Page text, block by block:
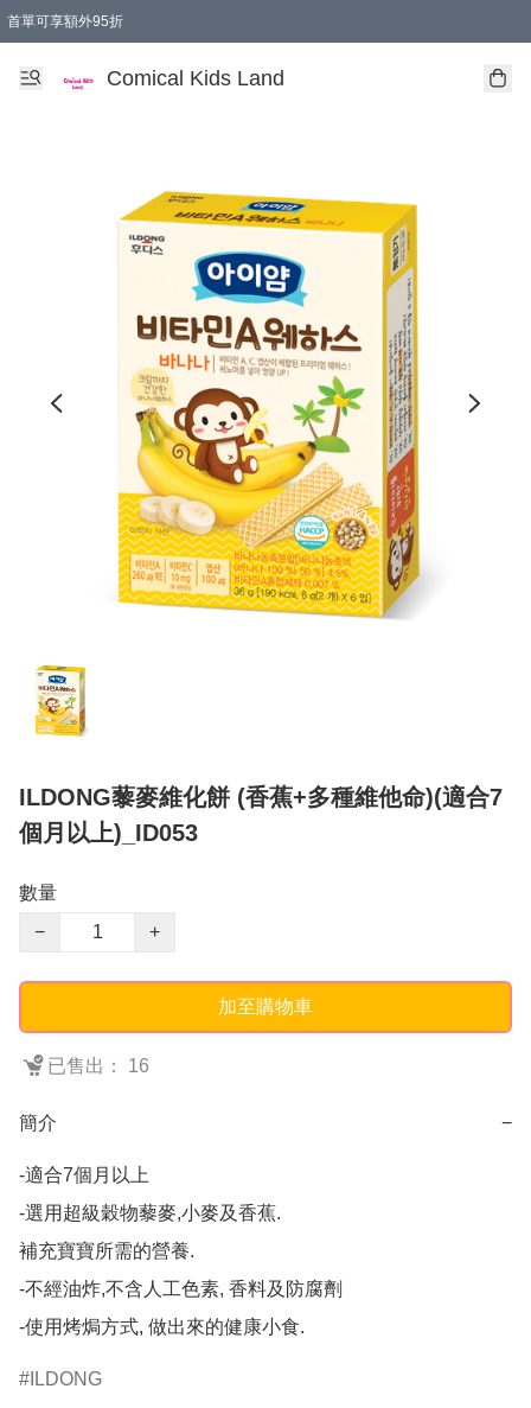
首單可享額外95折
Comical Kids Land
ILDONG藜麥維化餅 (香蕉+多種維他命)(適合7
個月以上)_ID053
數量
−
+
加至購物車
已售出： 16
簡介 −
-適合7個月以上
-選用超級穀物藜麥,小麥及香蕉.
補充寶寶所需的營養.
-不經油炸,不含人工色素, 香料及防腐劑
-使用烤焗方式, 做出來的健康小食.
ILDONG